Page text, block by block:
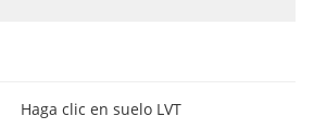
Haga clic en suelo LVT